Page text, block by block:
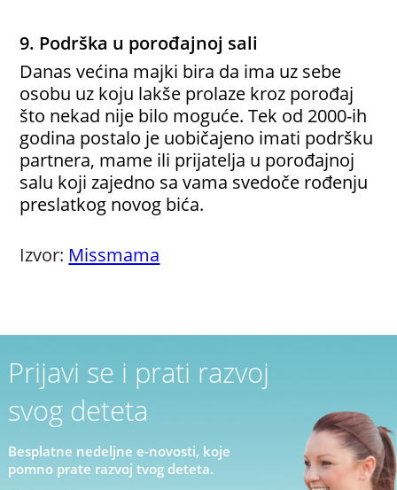
9. Podrška u porođajnoj sali
Danas većina majki bira da ima uz sebe
osobu uz koju lakše prolaze kroz porođaj
što nekad nije bilo moguće. Tek od 2000-ih
godina postalo je uobičajeno imati podršku
partnera, mame ili prijatelja u porođajnoj
salu koji zajedno sa vama svedoče rođenju
preslatkog novog bića.
Izvor: Missmama
Prijavi se i prati razvoj
svog deteta
Besplatne nedeljne e-novosti, koje
pomno prate razvoj tvog deteta.